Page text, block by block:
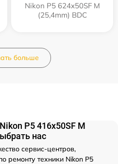
Nikon P5 624x50SF M
(25,4mm) BDC
больше
P5 416x50SF M
нас
сервис-центров,
ремонту техники Nikon P5